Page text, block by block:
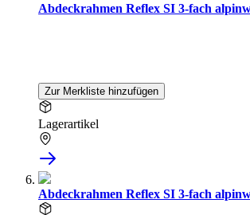
Abdeckrahmen Reflex SI 3-fach
Zur Merkliste hinzufügen
Lagerartikel
Abdeckrahmen Reflex SI 3-fach